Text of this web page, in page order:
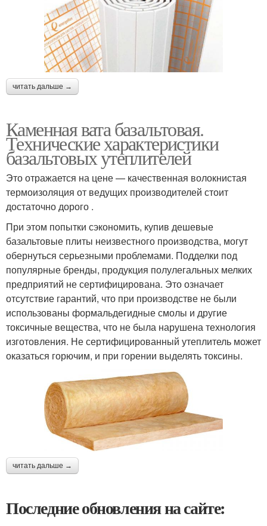
читать дальше →
Каменная вата базальтовая.
Технические характеристики
базальтовых утеплителей
Это отражается на цене — качественная волокнистая
термоизоляция от ведущих производителей стоит
достаточно дорого .
При этом попытки сэкономить, купив дешевые
базальтовые плиты неизвестного производства, могут
обернуться серьезными проблемами. Подделки под
популярные бренды, продукция полулегальных мелких
предприятий не сертифицирована. Это означает
отсутствие гарантий, что при производстве не были
использованы формальдегидные смолы и другие
токсичные вещества, что не была нарушена технология
изготовления. Не сертифицированный утеплитель может
оказаться горючим, и при горении выделять токсины.
читать дальше →
Последние обновления на сайте: